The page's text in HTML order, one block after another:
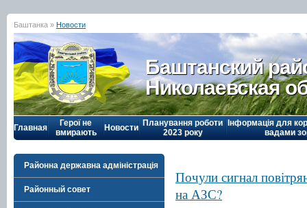
Баштанка » Новости
Баштанский
Николаевская
Главная
Герої не
вмирають
Новости Планування роботи
2023 року
Інформація для
вадами
Районна державна адміністрація
Районный совет
Почули сигнал
на АЗС?